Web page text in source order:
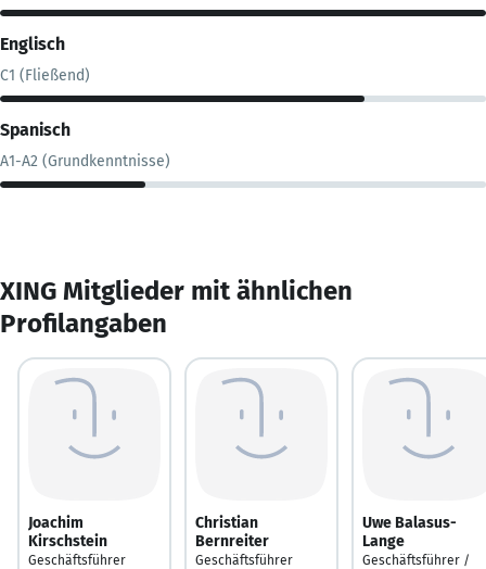
Englisch
C1 (Fließend)
Spanisch
A1-A2 (Grundkenntnisse)
XING Mitglieder mit ähnlichen
Profilangaben
Joachim
Kirschstein
Geschäftsführer
Christian
Bernreiter
Geschäftsführer
Uwe Balasus-
Lange
Geschäftsführer /